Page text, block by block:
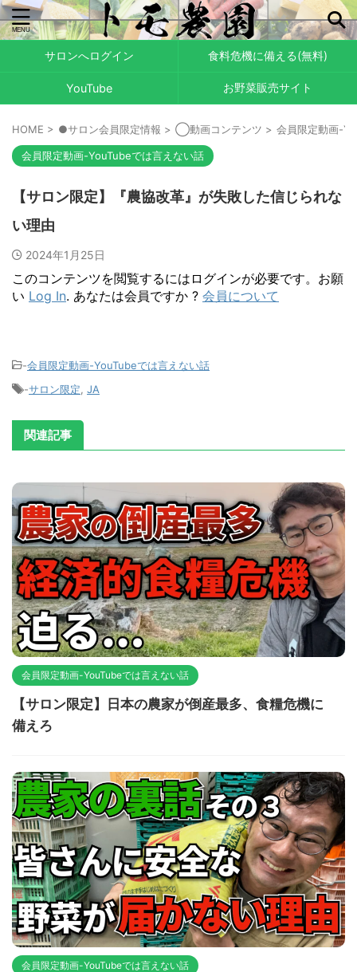
サロンへログイン 食料危機に備える(無料)
YouTube お野菜販売サイト
HOME > ●サロン会員限定情報 > ◯動画コンテンツ > 会員限定動画-
会員限定動画-YouTubeでは言えない話
【サロン限定】『農協改革』が失敗した信じられな
い理由
2024年1月25日
このコンテンツを閲覧するにはログインが必要です。お願
い Log In. あなたは会員ですか ? 会員について
-会員限定動画-YouTubeでは言えない話
-サロン限定 JA
関連記事
会員限定動画-YouTubeでは言えない話
【サロン限定】日本の農家が倒産最多、食糧危機に
備えろ
会員限定動画-YouTubeでは言えない話